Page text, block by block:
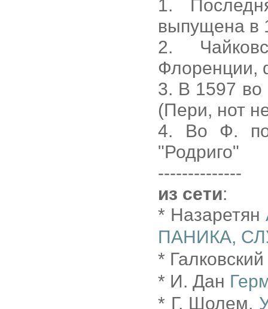
1.
выпущена в
2.
Флоренции,
3. В 1597 во
(Пери, нот
4. Во Ф.
"Родриго"
--------------
из сети:
* Назаретян
ПАНИКА,
* Галковский
* И. Дан
* Г. Шолем,